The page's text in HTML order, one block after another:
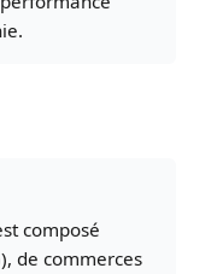
composé
de commerces